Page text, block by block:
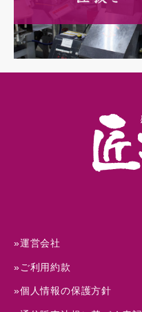
»運営会社
»ご利用約款
»個人情報の保護方針